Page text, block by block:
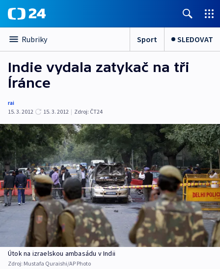
Rubriky Sport SLEDOVAT
Indie vydala zatykač na tři
Íránce
rai
15. 3. 2012
15. 3. 2012 | Zdroj: ČT24
Útok na izraelskou ambasádu v Indii
Zdroj: Mustafa Quraishi/AP Photo